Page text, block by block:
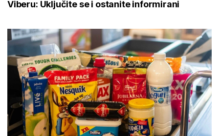
Viberu: Uključite se i ostanite informirani